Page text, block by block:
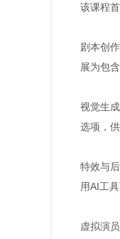
该课程
剧本创
展为包
视觉生
选项，
特效与
用AI工
虚拟演